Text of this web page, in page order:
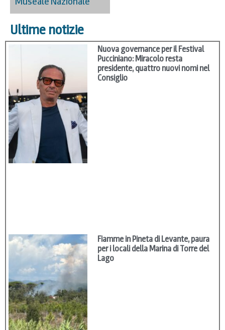
Ultime notizie
Nuova governance per il Festival
Pucciniano: Miracolo resta
presidente, quattro nuovi nomi nel
Consiglio
Fiamme in Pineta di Levante, paura
per i locali della Marina di Torre del
Lago